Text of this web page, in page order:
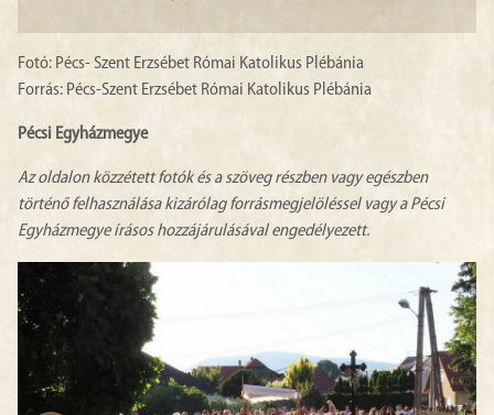
Fotó: Pécs- Szent Erzsébet Római Katolikus Plébánia
Forrás: Pécs-Szent Erzsébet Római Katolikus Plébánia
Pécsi Egyházmegye
Az oldalon közzétett fotók és a szöveg részben vagy egészben
történő felhasználása kizárólag forrásmegjelöléssel vagy a Pécsi
Egyházmegye írásos hozzájárulásával engedélyezett.